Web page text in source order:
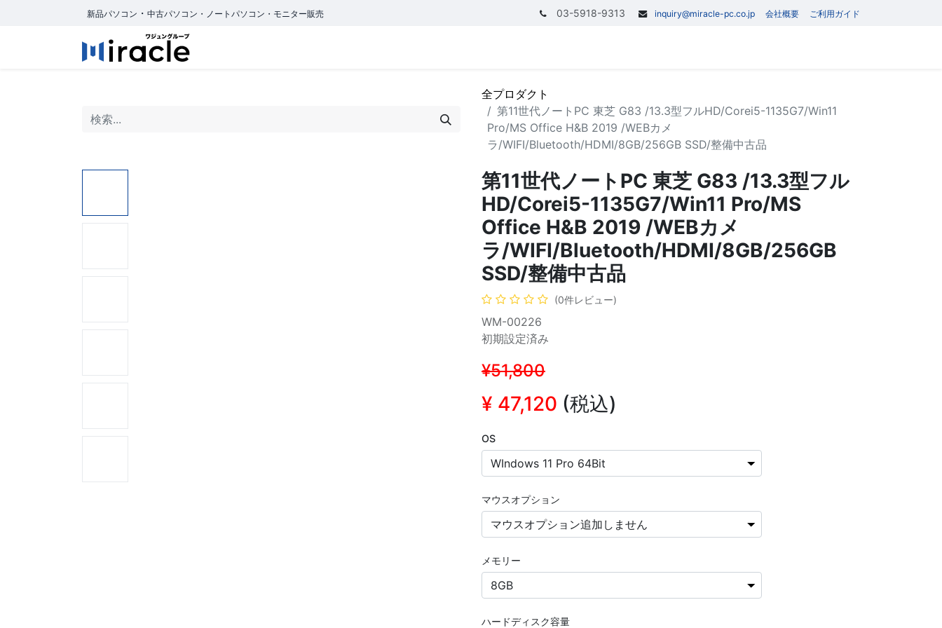
新品パソコン ・ 中古パソコン・ノートパソコン・モニター販売 03-5918-9313 inquiry@miracle-pc.co.jp 会社概要 ご利用ガイド
全プロダクト
第11世代ノートPC 東芝 G83 /13.3型フルHD/Corei5-1135G7/Win11
Pro/MS Office H&B 2019 /WEBカメ
ラ/WIFI/Bluetooth/HDMI/8GB/256GB SSD/整備中古品
第11世代ノートPC 東芝 G83 /13.3型フル
HD/Corei5-1135G7/Win11 Pro/MS
Office H&B 2019 /WEBカメ
ラ/WIFI/Bluetooth/HDMI/8GB/256GB
SSD/整備中古品
(0件レビュー)
WM-00226
初期設定済み
¥51,800
¥ 47,120 (税込)
OS
マウスオプション
メモリー
ハードディスク容量